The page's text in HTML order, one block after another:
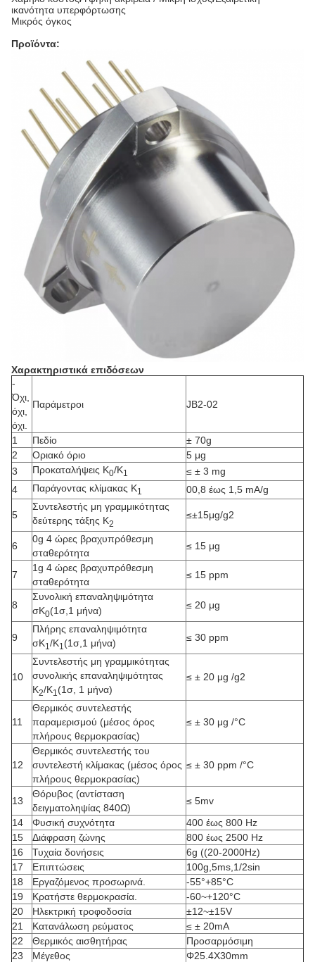
ικανότητα υπερφόρτωσης
Μικρός όγκος
Προϊόντα:
Χαρακτηριστικά επιδόσεων
-
Όχι,
όχι,
όχι.
Παράμετροι JB2-02
1 Πεδίο
± 70g
2
Οριακό όριο
5 μg
3
Προκαταλήψεις K0/K1
≤ ± 3 mg
4
Παράγοντας κλίμακας K1 00,8 έως 1,5 mA/g
5
Συντελεστής μη γραμμικότητας
δεύτερης τάξης K2
≤±15μg/g2
6
0g 4 ώρες βραχυπρόθεσμη
σταθερότητα
≤ 15 μg
7
1g 4 ώρες βραχυπρόθεσμη
σταθερότητα
≤ 15 ppm
8
Συνολική επαναληψιμότητα
σΚ0(1σ,1 μήνα) ≤ 20 μg
9
Πλήρης επαναληψιμότητα
σΚ1 /K1 (1σ,1 μήνα) ≤ 30 ppm
10
Συντελεστής μη γραμμικότητας
συνολικής επαναληψιμότητας
K2/K1 (1σ, 1 μήνα)
≤ ± 20 μg /g2
11
Θερμικός συντελεστής
παραμερισμού (μέσος όρος
πλήρους θερμοκρασίας)
≤ ± 30 μg /°C
12
Θερμικός συντελεστής του
συντελεστή κλίμακας (μέσος όρος
πλήρους θερμοκρασίας)
≤ ± 30 ppm /°C
13
Θόρυβος (αντίσταση
δειγματοληψίας 840Ω)
≤ 5mv
14
Φυσική συχνότητα
400 έως 800 Hz
15
Διάφραση ζώνης
800 έως 2500 Hz
16
Τυχαία δονήσεις
6g ((20-2000Hz)
17
Επιπτώσεις
100g,5ms,1/2sin
18
Εργαζόμενος προσωρινά.
-55°+85°C
19
Κρατήστε θερμοκρασία.
-60~+120°C
20
Ηλεκτρική τροφοδοσία
±12~±15V
21
Κατανάλωση ρεύματος
≤ ± 20mA
22
Θερμικός αισθητήρας
Προσαρμόσιμη
23
Μέγεθος
Φ25.4X30mm